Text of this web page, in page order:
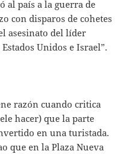
al país a la guerra de
con disparos de cohetes
asesinato del líder
Unidos e Israel”.
razón cuando critica
hacer) que la parte
en una turistada.
que en la Plaza Nueva